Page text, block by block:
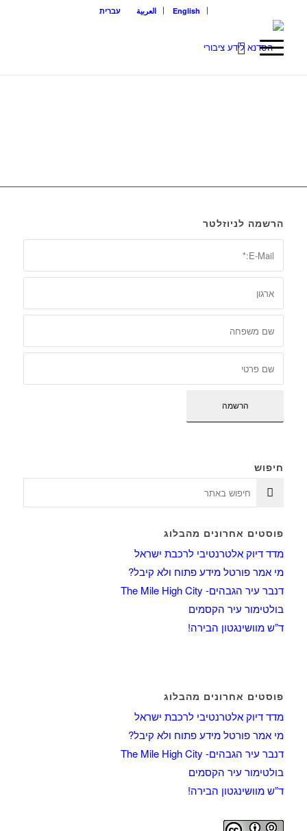
English العربية עברית
הרשמה לניוזלטר
חיפוש
פוסטים אחרונים מהבלוג
מדד דיוק אלטרנטיבי לרכבת ישראל
מי אמר פורטל מידע פתוח ולא קיבל?
דנבר עיר הגבהים- The Mile High City
בולטימור עיר הקסמים
ד”ש מוושינגטון הבירה!
פוסטים אחרונים מהבלוג
מדד דיוק אלטרנטיבי לרכבת ישראל
מי אמר פורטל מידע פתוח ולא קיבל?
דנבר עיר הגבהים- The Mile High City
בולטימור עיר הקסמים
ד”ש מוושינגטון הבירה!